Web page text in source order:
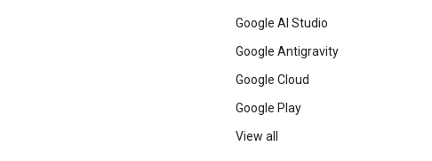
Google AI Studio
Google Antigravity
Google Cloud
Google Play
View all